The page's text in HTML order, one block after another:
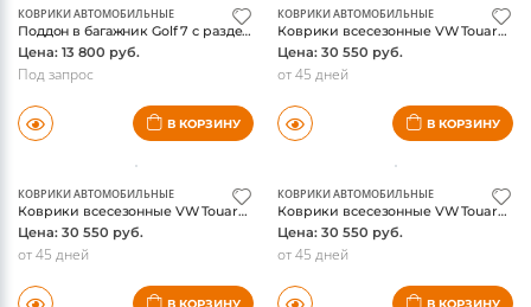
КОВРИКИ АВТОМОБИЛЬНЫЕ
Поддон в багажник Golf 7 с разделителями, оригинал Фольксваген
Цена: 13 800 руб.
Под запрос
В КОРЗИНУ
КОВРИКИ АВТОМОБИЛЬНЫЕ
Коврики всесезонные VW Touareg 2010-, WeatherTech, черные, для а/м с 2-х зонным климат контролем
Цена: 30 550 руб.
от 45 дней
В КОРЗИНУ
КОВРИКИ АВТОМОБИЛЬНЫЕ
Коврики всесезонные VW Touareg 2010-, WeatherTech, бежевые, для а/м с 2-х зонным климат контролем
Цена: 30 550 руб.
от 45 дней
КОВРИКИ АВТОМОБИЛЬНЫЕ
Коврики всесезонные VW Touareg 2010-, WeatherTech, серые, для а/м с 2-х зонным климат контролем
Цена: 30 550 руб.
от 45 дней